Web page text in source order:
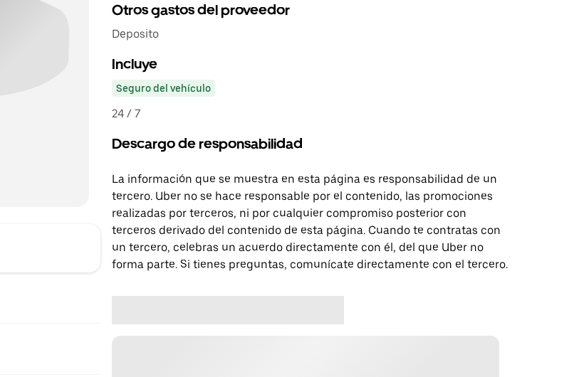
Otros gastos del proveedor
Deposito
Incluye
Seguro del vehículo
24 / 7
Descargo de responsabilidad
La información que se muestra en esta página es responsabilidad de un
tercero. Uber no se hace responsable por el contenido, las promociones
realizadas por terceros, ni por cualquier compromiso posterior con
terceros derivado del contenido de esta página. Cuando te contratas con
un tercero, celebras un acuerdo directamente con él, del que Uber no
forma parte. Si tienes preguntas, comunícate directamente con el tercero.